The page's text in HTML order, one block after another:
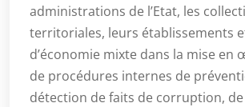
administrations de l’Etat, les
territoriales, leurs établissements
d’économie mixte dans la mise en
de procédures internes de
détection de faits de corruption,